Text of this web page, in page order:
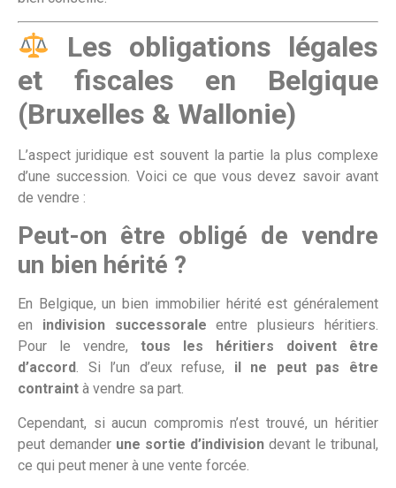
Les obligations légales
et fiscales en Belgique
(Bruxelles & Wallonie)
L’aspect juridique est souvent la partie la plus complexe
d’une succession. Voici ce que vous devez savoir avant
de vendre :
Peut-on être obligé de vendre
un bien hérité ?
En Belgique, un bien immobilier hérité est généralement
en indivision successorale entre plusieurs héritiers.
Pour le vendre, tous les héritiers doivent être
d’accord. Si l’un d’eux refuse, il ne peut pas être
contraint à vendre sa part.
Cependant, si aucun compromis n’est trouvé, un héritier
peut demander une sortie d’indivision devant le tribunal,
ce qui peut mener à une vente forcée.